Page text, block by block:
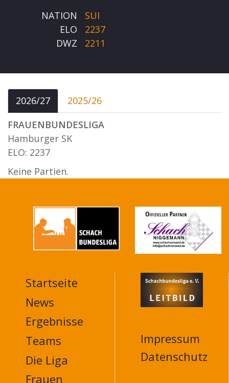
NATION
SUI
ELO
2237
DWZ
2211
2026/27
2025/26
FRAUENBUNDESLIGA
Hamburger SK
ELO: 2237
Keine Partien.
MAIN
NAVIGATION
FOOTER
Startseite
News
Ergebnisse
Teams
Die Liga
Frauen
Impressum
Datenschutz